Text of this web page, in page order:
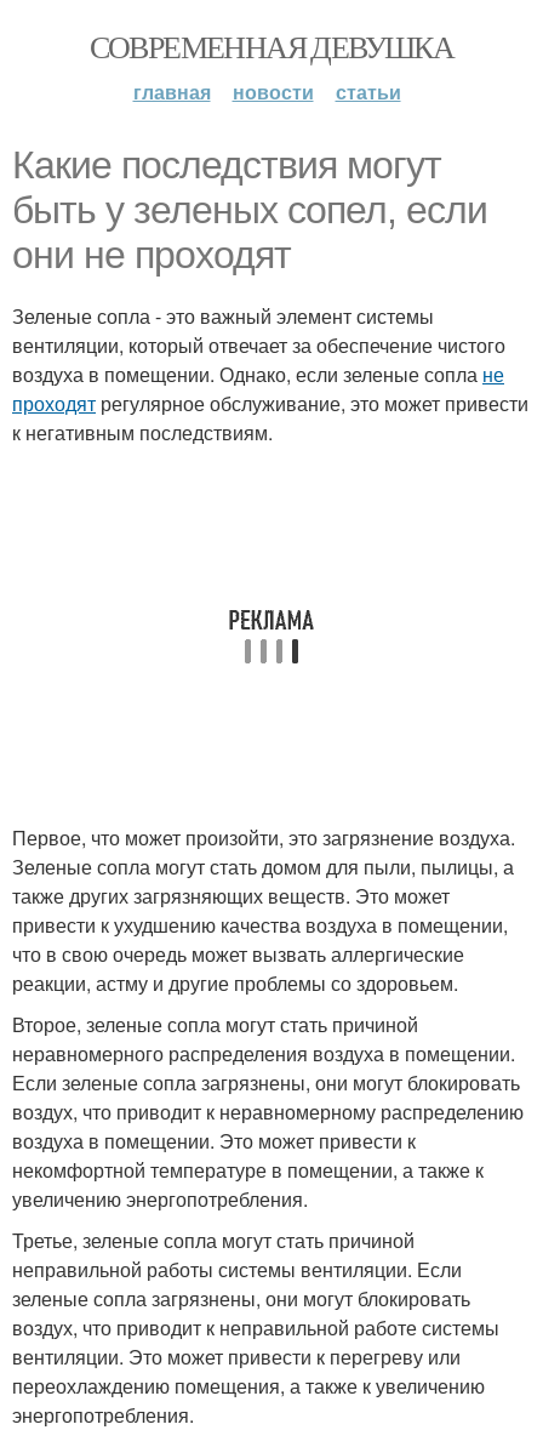
СОВРЕМЕННАЯ ДЕВУШКА
главная новости статьи
Какие последствия могут
быть у зеленых сопел, если
они не проходят
Зеленые сопла - это важный элемент системы
вентиляции, который отвечает за обеспечение чистого
воздуха в помещении. Однако, если зеленые сопла не
проходят регулярное обслуживание, это может привести
к негативным последствиям.
Первое, что может произойти, это загрязнение воздуха.
Зеленые сопла могут стать домом для пыли, пылицы, а
также других загрязняющих веществ. Это может
привести к ухудшению качества воздуха в помещении,
что в свою очередь может вызвать аллергические
реакции, астму и другие проблемы со здоровьем.
Второе, зеленые сопла могут стать причиной
неравномерного распределения воздуха в помещении.
Если зеленые сопла загрязнены, они могут блокировать
воздух, что приводит к неравномерному распределению
воздуха в помещении. Это может привести к
некомфортной температуре в помещении, а также к
увеличению энергопотребления.
Третье, зеленые сопла могут стать причиной
неправильной работы системы вентиляции. Если
зеленые сопла загрязнены, они могут блокировать
воздух, что приводит к неправильной работе системы
вентиляции. Это может привести к перегреву или
переохлаждению помещения, а также к увеличению
энергопотребления.